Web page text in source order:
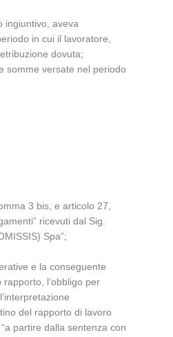
ingiuntivo, aveva
in cui il lavoratore,
dovuta;
somme versate nel periodo
3 bis, e articolo 27,
ricevuti dal Sig.
Spa”;
e la conseguente
l’obbligo per
del rapporto di lavoro
partire dalla sentenza con